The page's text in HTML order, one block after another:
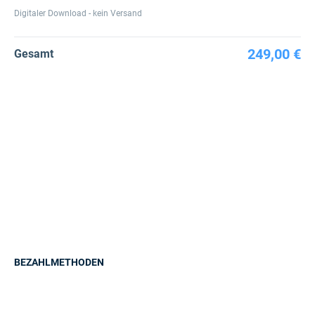
Digitaler Download - kein Versand
Gesamt 249,00 €
BEZAHLMETHODEN